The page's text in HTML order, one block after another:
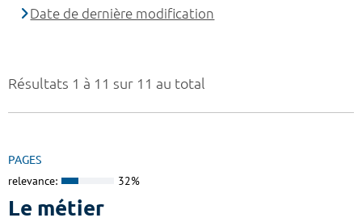
Résultats 1 à 11 sur 11 au total
PAGES
relevance: 32%
Le métier
Date de dernière modification